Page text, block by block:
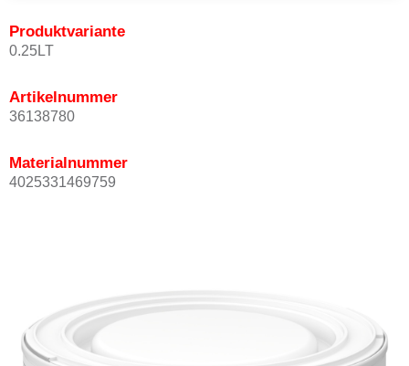
Produktvariante
0.25LT
Artikelnummer
36138780
Materialnummer
4025331469759